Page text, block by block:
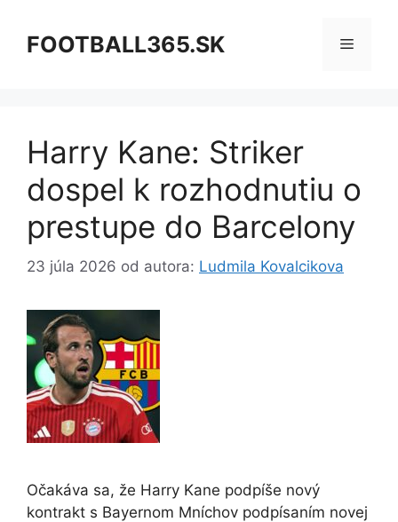
obsahFOOTBALL365.SK Menu
Harry Kane: Striker
dospel k rozhodnutiu o
prestupe do Barcelony
23 júla 2026 od autora: Ludmila Kovalcikova
Očakáva sa, že Harry Kane podpíše nový
kontrakt s Bayernom Mníchov podpísaním novej